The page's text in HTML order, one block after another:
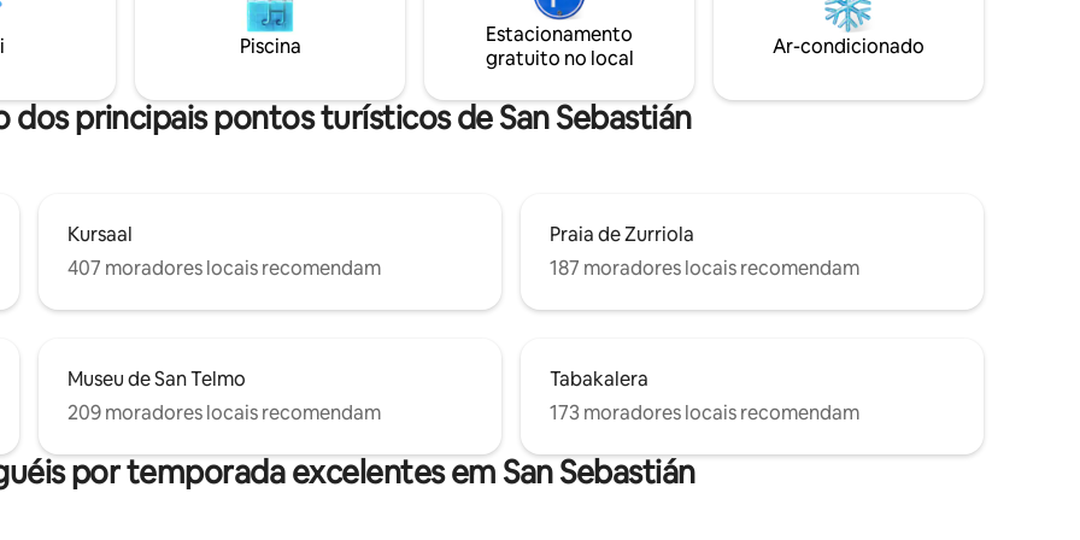
ATIVIDADE TURÍSTICA
Sebastián um destino inesquecível. Ficar
aqui significa ter o melhor de San
Sebastián a uma curta caminhada de
cm, um cabide e uma cômoda. O
banheiro, que é amplo e tem janela,
dispõe de duas pias e um chuveiro
Piscina
Estacionamento
gratuito no local
Ar-condicionado
dos principais pontos turísticos de San Sebastián
Kursaal
407 moradores locais recomendam
Praia de Zurriola
187 moradores locais recomendam
Museu de San Telmo
209 moradores locais recomendam
Tabakalera
173 moradores locais recomendam
por temporada excelentes em San Sebastián